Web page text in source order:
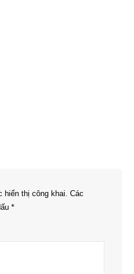
hiển thị công khai. Các
*